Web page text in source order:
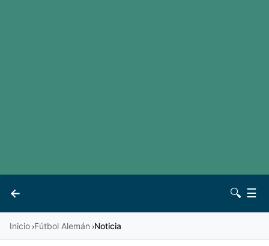
←
Vives 🔍 ☰
Inicio ›Fútbol Alemán ›Noticia